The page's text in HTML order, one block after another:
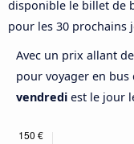
disponible le billet de
pour les 30 prochains
Avec un prix allant
pour voyager en bus
vendredi est le jour